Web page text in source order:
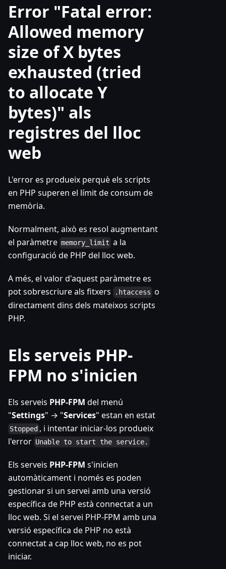
Error "Fatal error:
Allowed memory
size of X bytes
exhausted (tried
to allocate Y
bytes)" als
registres del lloc
web
L'error es produeix perquè els scripts
en PHP superen el límit de consum de
memòria.
Normalment, això es resol augmentant
el paràmetre memory_limit a la
configuració de PHP del lloc web.
A més, el valor d'aquest paràmetre es
pot sobrescriure als fitxers
.htaccess o
directament dins dels mateixos scripts
PHP.
Els serveis PHP-
FPM no s'inicien
Els serveis PHP-FPM del menú
"Settings" → "Services" estan en estat
Stopped , i intentar iniciar-los produeix
l'error Unable to start the service.
Els serveis PHP-FPM s'inicien
automàticament i només es poden
gestionar si un servei amb una versió
específica de PHP està connectat a un
lloc web. Si el servei PHP-FPM amb una
versió específica de PHP no està
connectat a cap lloc web, no es pot
iniciar.